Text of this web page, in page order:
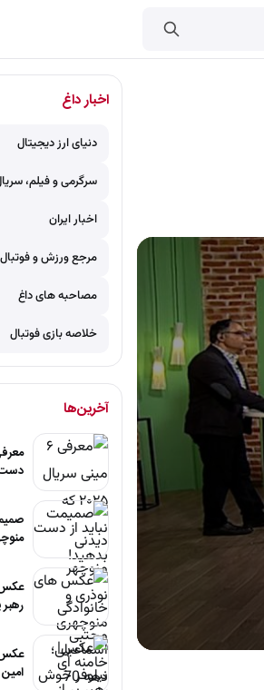
اخبار داغ
دنیای ارز دیجیتال
سرگرمی و فیلم،
اخبار ایران
مرجع ورزش و فوتبال
مصاحبه های داغ
خلاصه بازی فوتبال
آخرین‌ها
عکس